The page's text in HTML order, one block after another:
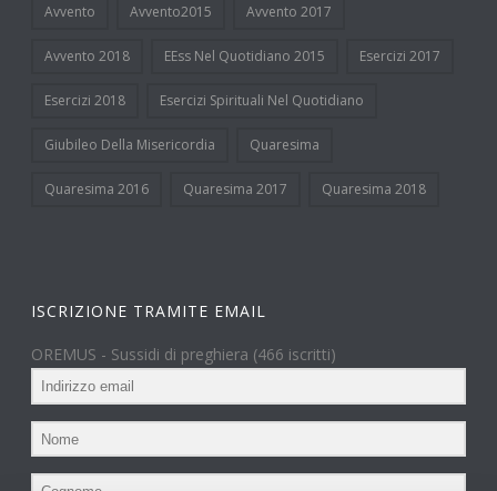
Avvento Avvento2015 Avvento 2017
Avvento 2018 EEss Nel Quotidiano 2015 Esercizi 2017
Esercizi 2018 Esercizi Spirituali Nel Quotidiano
Giubileo Della Misericordia Quaresima
Quaresima 2016 Quaresima 2017 Quaresima 2018
ISCRIZIONE TRAMITE EMAIL
OREMUS - Sussidi di preghiera (466 iscritti)